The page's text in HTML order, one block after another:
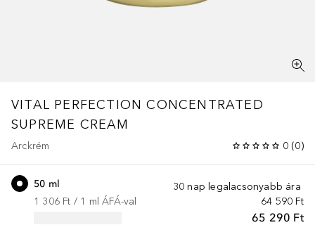
VITAL PERFECTION CONCENTRATED
SUPREME CREAM
Arckrém 0 (0)
30 nap legalacsonyabb ára
64 590 Ft
65 290 Ft
50 ml
1 306 Ft / 1 ml ÁFÁ-val